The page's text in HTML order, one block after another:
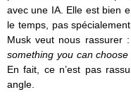
avec une IA. Elle est bien
le temps, pas
Musk veut nous rassurer :
something you can
En fait, ce n’est pas
angle.